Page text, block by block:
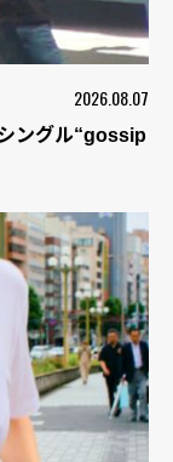
2026.08.07
ングル“gossip